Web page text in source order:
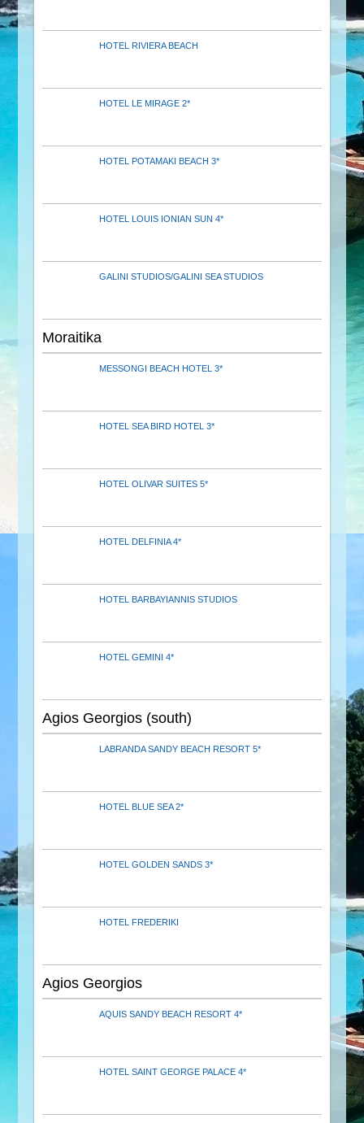
HOTEL RIVIERA BEACH
HOTEL LE MIRAGE 2*
HOTEL POTAMAKI BEACH 3*
HOTEL LOUIS IONIAN SUN 4*
GALINI STUDIOS/GALINI SEA STUDIOS
Moraitika
MESSONGI BEACH HOTEL 3*
HOTEL SEA BIRD HOTEL 3*
HOTEL OLIVAR SUITES 5*
HOTEL DELFINIA 4*
HOTEL BARBAYIANNIS STUDIOS
HOTEL GEMINI 4*
Agios Georgios (south)
LABRANDA SANDY BEACH RESORT 5*
HOTEL BLUE SEA 2*
HOTEL GOLDEN SANDS 3*
HOTEL FREDERIKI
Agios Georgios
AQUIS SANDY BEACH RESORT 4*
HOTEL SAINT GEORGE PALACE 4*